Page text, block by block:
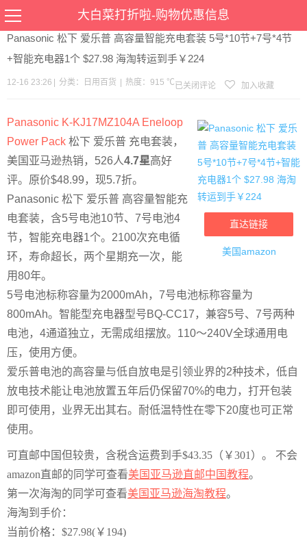
大白菜打折啦-购物优惠信息
当前位置： 优惠>日用百货>文章详情
Panasonic 松下 爱乐普 高容量智能充电套装 5号*10节+7号*4节
+智能充电器1个 $27.98 海淘转运到手￥224
12-16 23:26 分类： 日用百货 热度：915 ℃ 已关闭评论 加入收藏
直达链接
美国amazon
Panasonic K-KJ17MZ104A Eneloop
Power Pack 松下 爱乐普 充电套装，
美国亚马逊热销，526人4.7星高好
评。原价$48.99，现5.7折。
Panasonic 松下 爱乐普 高容量智能充
电套装，含5号电池10节、7号电池4
节，智能充电器1个。2100次充电循
环，寿命超长，两个星期充一次，能
用80年。
5号电池标称容量为2000mAh，7号电池标称容量为
800mAh。智能型充电器型号BQ-CC17，兼容5号、7号两种
电池，4通道独立，无需成组摆放。110～240V全球通用电
压，使用方便。
爱乐普电池的高容量与低自放电是引领业界的2种技术，低自
放电技术能让电池放置五年后仍保留70%的电力，打开包装
即可使用， 业界无出其右。耐低温特性在零下20度也可正常
使用。
可直邮中国但较贵，含税含运费到手$43.35（￥301）。 不会
amazon直邮的同学可查看美国亚马逊直邮中国教程。
第一次海淘的同学可查看美国亚马逊海淘教程。
海淘到手价：
当前价格：$27.98(￥194)